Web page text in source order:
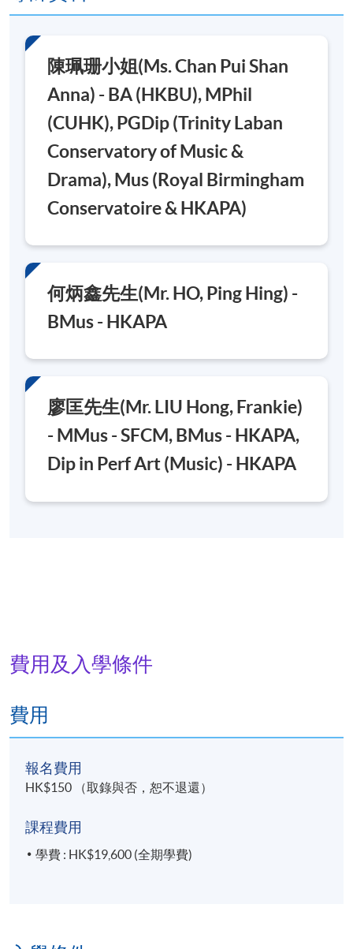
現時接受報名
日期 / 時間
逢周六， 7:15pm - 10:15pm
修業期
共34課
地點
陳珮珊小姐(Ms. Chan Pui Shan
Anna) - BA (HKBU), MPhil
(CUHK), PGDip (Trinity Laban
Conservatory of Music &
Drama), Mus (Royal Birmingham
Conservatoire & HKAPA)
何炳鑫先生(Mr. HO, Ping Hing) -
BMus - HKAPA
廖匡先生(Mr. LIU Hong, Frankie)
- MMus - SFCM, BMus - HKAPA,
Dip in Perf Art (Music) - HKAPA
費用及入學條件
費用
報名費用
HK$150 （取錄與否，恕不退還）
課程費用
學費 : HK$19,600 (全期學費)